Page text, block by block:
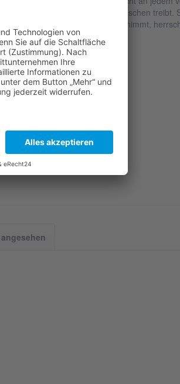
böses Spiel mit seinen Mitmenschen treibt.
die Polizei die Ermittlungen aufnimmt,
der Täter sein kann …